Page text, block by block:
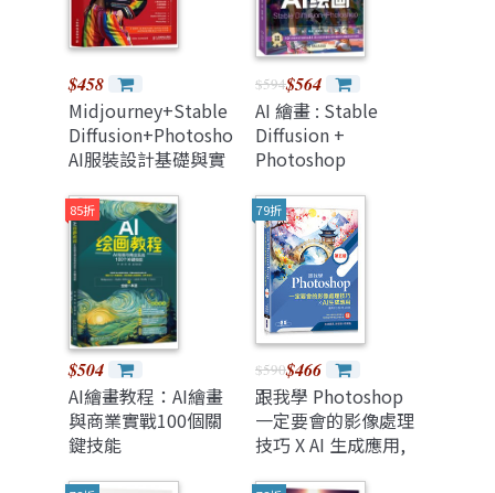
(Paperback)
$458
Midjourney+Stable
Diffusion+Photoshop
AI服裝設計基礎與實
$594$564
AI 繪畫 : Stable
Diffusion +
Photoshop
85折
$504
AI繪畫教程：AI繪畫
與商業實戰100個關
鍵技能
79折
$590$466
跟我學 Photoshop
一定要會的影像處理
技巧 X AI 生成應用,